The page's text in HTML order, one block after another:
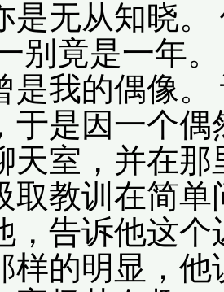
是无从知晓
别竟是一年
是我的偶像
于是因一个
天室，并在
取教训在简
，告诉他这
样的明显，